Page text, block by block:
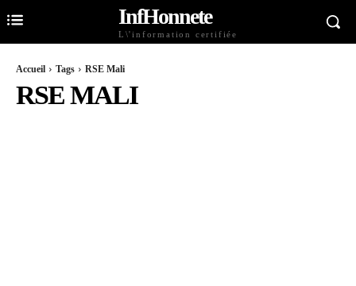
InfHonnete
L\'information certifiée
Accueil Tags RSE Mali
RSE MALI